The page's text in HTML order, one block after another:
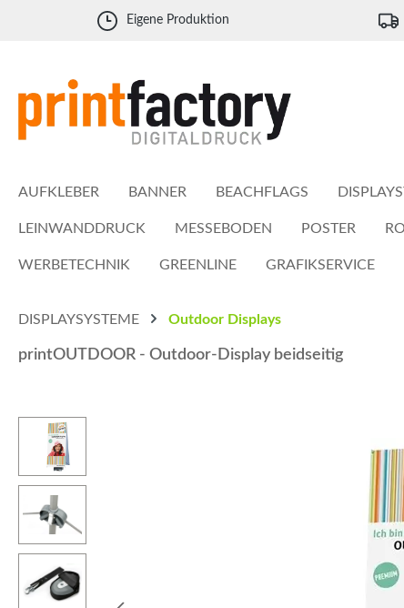
Hauptinhalt springen
Zur Suche springen
Zur Hauptnavigation springen
Eigene Produktion
AUFKLEBER BANNER BEACHFLAGS
LEINWANDDRUCK MESSEBODEN POSTER
WERBETECHNIK GREENLINE GRAFIKSERVICE
DISPLAYSYSTEME Outdoor Displays
printOUTDOOR - Outdoor-Display beidseitig
Bildergalerie überspringen